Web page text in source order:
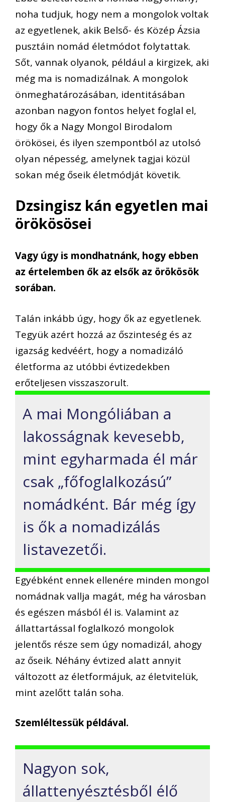
noha tudjuk, hogy nem a mongolok voltak
az egyetlenek, akik Belső- és Közép Ázsia
pusztáin nomád életmódot folytattak.
Sőt, vannak olyanok, például a kirgizek, aki
még ma is nomadizálnak. A mongolok
önmeghatározásában, identitásában
azonban nagyon fontos helyet foglal el,
hogy ők a Nagy Mongol Birodalom
örökösei, és ilyen szempontból az utolsó
olyan népesség, amelynek tagjai közül
sokan még őseik életmódját követik.
Dzsingisz kán egyetlen mai
örökösösei
Vagy úgy is mondhatnánk, hogy ebben
az értelemben ők az elsők az örökösök
sorában.
Talán inkább úgy, hogy ők az egyetlenek.
Tegyük azért hozzá az őszinteség és az
igazság kedvéért, hogy a nomadizáló
életforma az utóbbi évtizedekben
erőteljesen visszaszorult.
A mai Mongóliában a
lakosságnak kevesebb,
mint egyharmada él már
csak „főfoglalkozású”
nomádként. Bár még így
is ők a nomadizálás
listavezetői.
Egyébként ennek ellenére minden mongol
nomádnak vallja magát, még ha városban
és egészen másból él is. Valamint az
állattartással foglalkozó mongolok
jelentős része sem úgy nomadizál, ahogy
az őseik. Néhány évtized alatt annyit
változott az életformájuk, az életvitelük,
mint azelőtt talán soha.
Szemléltessük példával.
Nagyon sok,
állattenyésztésből élő